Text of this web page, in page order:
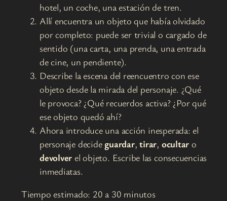
hotel, un coche, una estación de tren.
Allí encuentra un objeto que había olvidado
por completo: puede ser trivial o cargado de
sentido (una carta, una prenda, una entrada
de cine, un pendiente).
Describe la escena del reencuentro con ese
objeto desde la mirada del personaje. ¿Qué
le provoca? ¿Qué recuerdos activa? ¿Por qué
ese objeto quedó ahí?
Ahora introduce una acción inesperada: el
personaje decide guardar,tirar, ocultar o
devolver el objeto. Escribe las consecuencias
inmediatas.
Tiempo estimado: 20 a 30 minutos